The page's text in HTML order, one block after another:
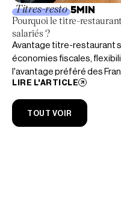
Titres-resto 5MIN
Pourquoi le titre-
salariés ?
Avantage titre-restaurant
économies fiscales,
l'avantage préféré des
LIRE L'ARTICLE
TOUT VOIR